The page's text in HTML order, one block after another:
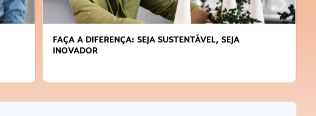
APRENDA A GERENCIAR O SEU TEMPO